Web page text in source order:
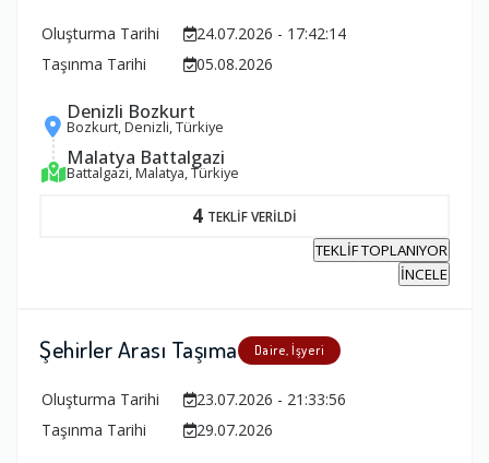
Oluşturma Tarihi
24.07.2026 - 17:42:14
Taşınma Tarihi
05.08.2026
Denizli Bozkurt
Bozkurt, Denizli, Türkiye
Malatya Battalgazi
Battalgazi, Malatya, Türkiye
4 TEKLİF VERİLDİ
TEKLİF TOPLANIYOR
İNCELE
Şehirler Arası Taşıma Daire, İşyeri
Oluşturma Tarihi
23.07.2026 - 21:33:56
Taşınma Tarihi
29.07.2026